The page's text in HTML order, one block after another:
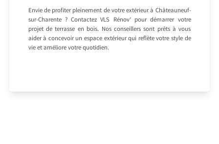
Envie de profiter pleinement de votre extérieur à Châteauneuf-
sur-Charente ? Contactez VLS Rénov’ pour démarrer votre
projet de terrasse en bois. Nos conseillers sont prêts à vous
aider à concevoir un espace extérieur qui reflète votre style de
vie et améliore votre quotidien.